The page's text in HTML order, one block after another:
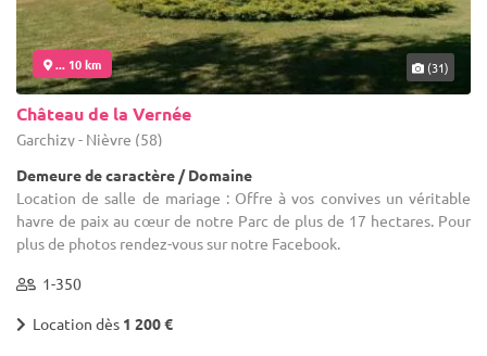
... 10 km (31)
Château de la Vernée
Garchizy - Nièvre (58)
Demeure de caractère / Domaine
Location de salle de mariage : Offre à vos convives un véritable
havre de paix au cœur de notre Parc de plus de 17 hectares. Pour
plus de photos rendez-vous sur notre Facebook.
1-350
Location dès 1 200 €